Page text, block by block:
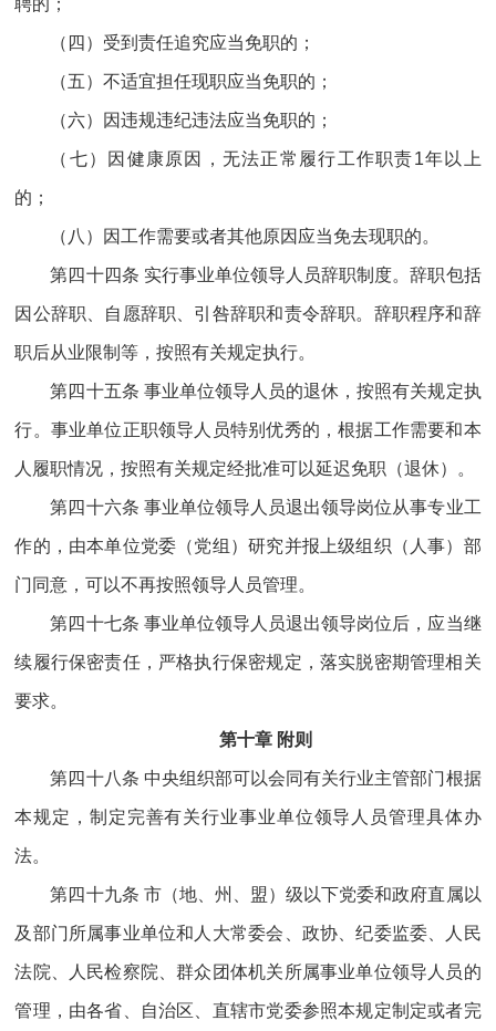
聘的；
（四）受到责任追究应当免职的；
（五）不适宜担任现职应当免职的；
（六）因违规违纪违法应当免职的；
（七）因健康原因，无法正常履行工作职责1年以上
的；
（八）因工作需要或者其他原因应当免去现职的。
第四十四条 实行事业单位领导人员辞职制度。辞职包括
因公辞职、自愿辞职、引咎辞职和责令辞职。辞职程序和辞
职后从业限制等，按照有关规定执行。
第四十五条 事业单位领导人员的退休，按照有关规定执
行。事业单位正职领导人员特别优秀的，根据工作需要和本
人履职情况，按照有关规定经批准可以延迟免职（退休）。
第四十六条 事业单位领导人员退出领导岗位从事专业工
作的，由本单位党委（党组）研究并报上级组织（人事）部
门同意，可以不再按照领导人员管理。
第四十七条 事业单位领导人员退出领导岗位后，应当继
续履行保密责任，严格执行保密规定，落实脱密期管理相关
要求。
第十章 附则
第四十八条 中央组织部可以会同有关行业主管部门根据
本规定，制定完善有关行业事业单位领导人员管理具体办
法。
第四十九条 市（地、州、盟）级以下党委和政府直属以
及部门所属事业单位和人大常委会、政协、纪委监委、人民
法院、人民检察院、群众团体机关所属事业单位领导人员的
管理，由各省、自治区、直辖市党委参照本规定制定或者完